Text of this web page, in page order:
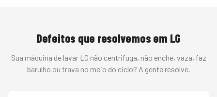
Defeitos que resolvemos em LG
Sua máquina de lavar LG não centrifuga, não enche, vaza, faz
barulho ou trava no meio do ciclo? A gente resolve.